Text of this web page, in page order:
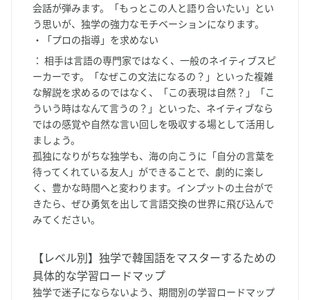
会話が弾みます。「もっとこの人と語り合いたい」とい
う思いが、独学の強力なモチベーションになります。
・「プロの指導」を求めない
： 相手は言語の専門家ではなく、一般のネイティブスピ
ーカーです。「なぜこの文法になるの？」といった複雑
な解説を求めるのではなく、「この表現は自然？」「こ
ういう時はなんて言うの？」といった、ネイティブなら
ではの感覚や自然な言い回しを吸収する場として活用し
ましょう。
孤独になりがちな独学も、海の向こうに「自分の言葉を
待ってくれている友人」ができることで、劇的に楽し
く、豊かな時間へと変わります。インプットの土台がで
きたら、ぜひ勇気を出して言語交換の世界に飛び込んで
みてください。
【レベル別】独学で韓国語をマスターするための
具体的な学習ロードマップ
独学で迷子にならないよう、期間別の学習ロードマップ